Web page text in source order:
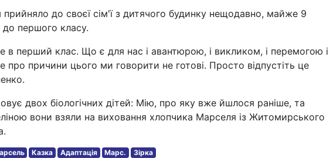
прийняло до своєї сім'ї з дитячого будинку нещодавно, майже 9
до першого класу.
в перший клас. Що є для нас і авантюрою, і викликом, і перемогою і
про причини цього ми говорити не готові. Просто відпустіть це
двох біологічних дітей: Мію, про яку вже йшлося раніше, та
вони взяли на виховання хлопчика Марселя із Житомирського
Казка Адаптація Марс. Зірка